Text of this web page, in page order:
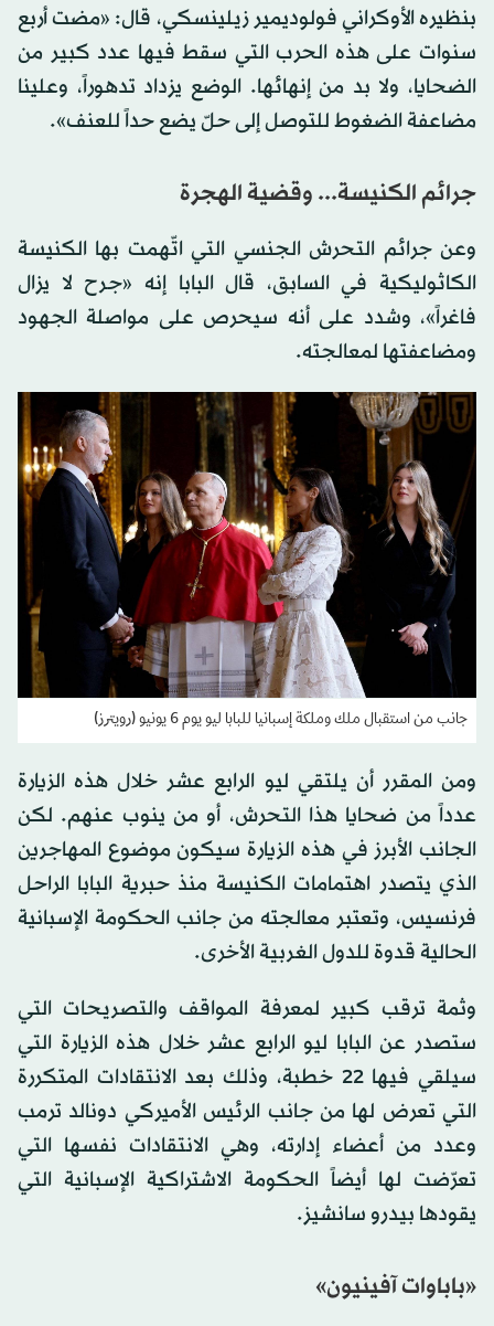
بنظيره الأوكراني فولوديمير زيلينسكي، قال: «مضت أربع
سنوات على هذه الحرب التي سقط فيها عدد كبير من
الضحايا، ولا بد من إنهائها. الوضع يزداد تدهوراً، وعلينا
مضاعفة الضغوط للتوصل إلى حلّ يضع حداً للعنف».
جرائم الكنيسة... وقضية الهجرة
وعن جرائم التحرش الجنسي التي اتّهمت بها الكنيسة
الكاثوليكية في السابق، قال البابا إنه «جرح لا يزال
فاغراً»، وشدد على أنه سيحرص على مواصلة الجهود
ومضاعفتها لمعالجته.
جانب من استقبال ملك وملكة إسبانيا للبابا ليو يوم 6 يونيو (رويترز)
ومن المقرر أن يلتقي ليو الرابع عشر خلال هذه الزيارة
عدداً من ضحايا هذا التحرش، أو من ينوب عنهم. لكن
الجانب الأبرز في هذه الزيارة سيكون موضوع المهاجرين
الذي يتصدر اهتمامات الكنيسة منذ حبرية البابا الراحل
فرنسيس، وتعتبر معالجته من جانب الحكومة الإسبانية
الحالية قدوة للدول الغربية الأخرى.
وثمة ترقب كبير لمعرفة المواقف والتصريحات التي
ستصدر عن البابا ليو الرابع عشر خلال هذه الزيارة التي
سيلقي فيها 22 خطبة، وذلك بعد الانتقادات المتكررة
التي تعرض لها من جانب الرئيس الأميركي دونالد ترمب
وعدد من أعضاء إدارته، وهي الانتقادات نفسها التي
تعرّضت لها أيضاً الحكومة الاشتراكية الإسبانية التي
يقودها بيدرو سانشيز.
«باباوات آفينيون»